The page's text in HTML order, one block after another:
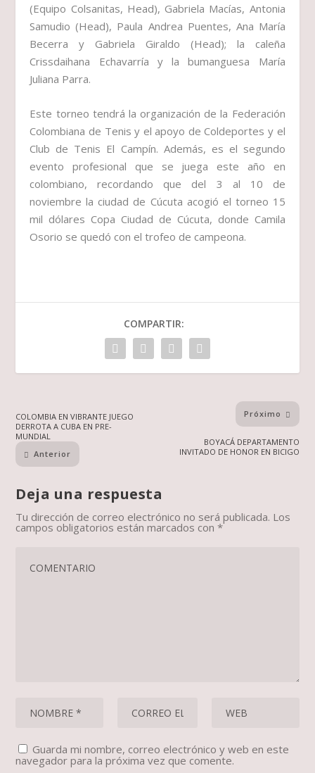
(Equipo Colsanitas, Head), Gabriela Macías, Antonia
Samudio (Head), Paula Andrea Puentes, Ana María
Becerra y Gabriela Giraldo (Head); la caleña
Crissdaihana Echavarría y la bumanguesa María
Juliana Parra.
Este torneo tendrá la organización de la Federación
Colombiana de Tenis y el apoyo de Coldeportes y el
Club de Tenis El Campín. Además, es el segundo
evento profesional que se juega este año en
colombiano, recordando que del 3 al 10 de
noviembre la ciudad de Cúcuta acogió el torneo 15
mil dólares Copa Ciudad de Cúcuta, donde Camila
Osorio se quedó con el trofeo de campeona.
COMPARTIR:
COLOMBIA EN VIBRANTE JUEGO
DERROTA A CUBA EN PRE-
MUNDIAL
Anterior
Próximo
BOYACÁ DEPARTAMENTO
INVITADO DE HONOR EN BICIGO
Deja una respuesta
Tu dirección de correo electrónico no será publicada. Los
campos obligatorios están marcados con*
Guarda mi nombre, correo electrónico y web en este
navegador para la próxima vez que comente.